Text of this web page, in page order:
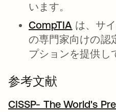
います。
CompTIA 新しい
は、サ
の専門家向けの認
プションを提供し
参考文献
CISSP- The World's